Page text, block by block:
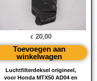
Luchtfilterdeksel origineel,
voor Honda MTX50 AD04 en
€ 20,00
Toevoegen aan
winkelwagen